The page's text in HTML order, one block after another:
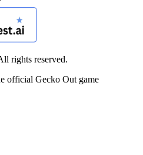
rights reserved.
official Gecko Out game